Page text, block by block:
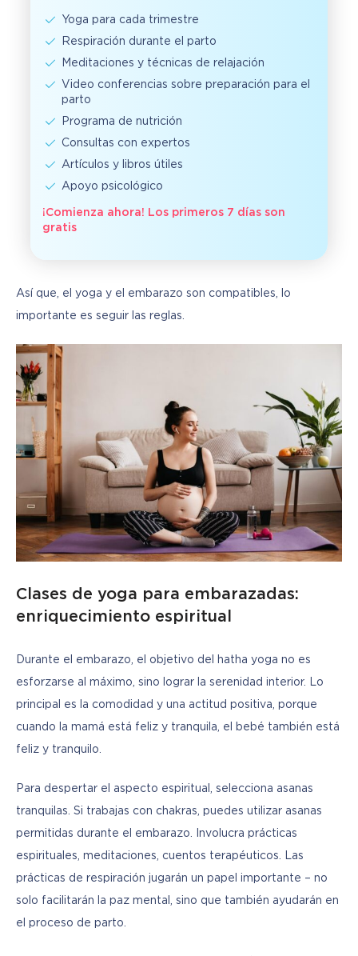
Yoga para cada trimestre
Respiración durante el parto
Meditaciones y técnicas de relajación
Video conferencias sobre preparación para el
parto
Programa de nutrición
Consultas con expertos
Artículos y libros útiles
Apoyo psicológico
¡Comienza ahora! Los primeros 7 días son
gratis
Así que, el yoga y el embarazo son compatibles, lo
importante es seguir las reglas.
Clases de yoga para embarazadas:
enriquecimiento espiritual
Durante el embarazo, el objetivo del hatha yoga no es
esforzarse al máximo, sino lograr la serenidad interior. Lo
principal es la comodidad y una actitud positiva, porque
cuando la mamá está feliz y tranquila, el bebé también está
feliz y tranquilo.
Para despertar el aspecto espiritual, selecciona asanas
tranquilas. Si trabajas con chakras, puedes utilizar asanas
permitidas durante el embarazo. Involucra prácticas
espirituales, meditaciones, cuentos terapéuticos. Las
prácticas de respiración jugarán un papel importante – no
solo facilitarán la paz mental, sino que también ayudarán en
el proceso de parto.